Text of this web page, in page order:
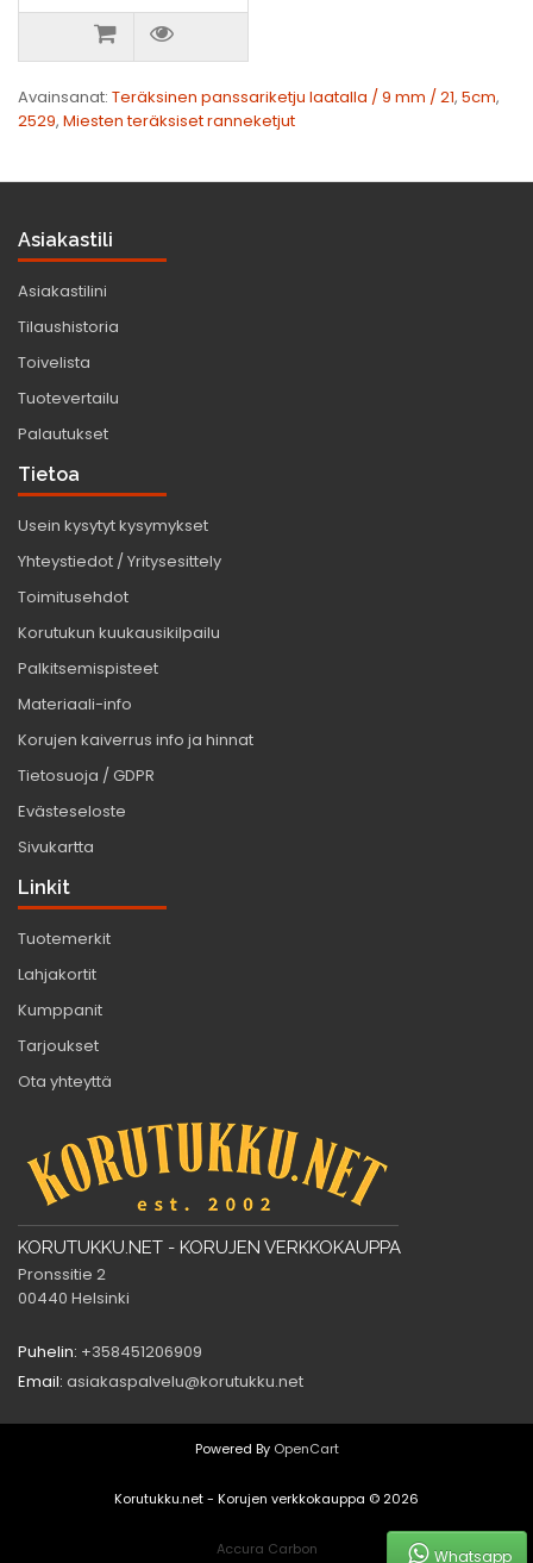
Avainsanat: Teräksinen panssariketju laatalla / 9 mm / 21, 5cm,
2529, Miesten teräksiset ranneketjut
Asiakastili
Asiakastilini
Tilaushistoria
Toivelista
Tuotevertailu
Palautukset
Tietoa
Usein kysytyt kysymykset
Yhteystiedot / Yritysesittely
Toimitusehdot
Korutukun kuukausikilpailu
Palkitsemispisteet
Materiaali-info
Korujen kaiverrus info ja hinnat
Tietosuoja / GDPR
Evästeseloste
Sivukartta
Linkit
Tuotemerkit
Lahjakortit
Kumppanit
Tarjoukset
Ota yhteyttä
KORUTUKKU.NET - KORUJEN VERKKOKAUPPA
Pronssitie 2
00440 Helsinki
Puhelin: +358451206909
Email: asiakaspalvelu@korutukku.net
Powered By OpenCart
Korutukku.net - Korujen verkkokauppa © 2026
Accura Carbon Whatsapp